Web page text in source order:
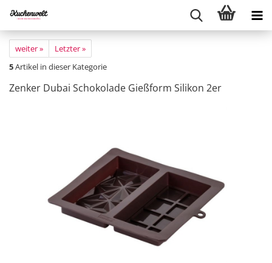
weiter »
Letzter »
5Artikel in dieser Kategorie
Zenker Dubai Schokolade Gießform Silikon 2er